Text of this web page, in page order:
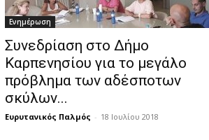
Ενημέρωση
Συνεδρίαση στο Δήμο
Καρπενησίου για το μεγάλο
πρόβλημα των αδέσποτων
σκύλων...
Ευρυτανικός Παλμός - 18 Ιουλίου 2018